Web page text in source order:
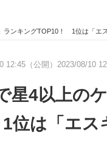
ンキングTOP10！ 1位は「エスキ
12:45（公開） 2023/08/10
星4以上の
位は「エス